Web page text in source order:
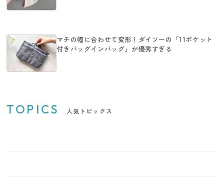
マチの幅に合わせて変形！ダイソーの「11ポケット
付きバッグインバッグ」が優秀すぎる
TOPICS 人気トピックス